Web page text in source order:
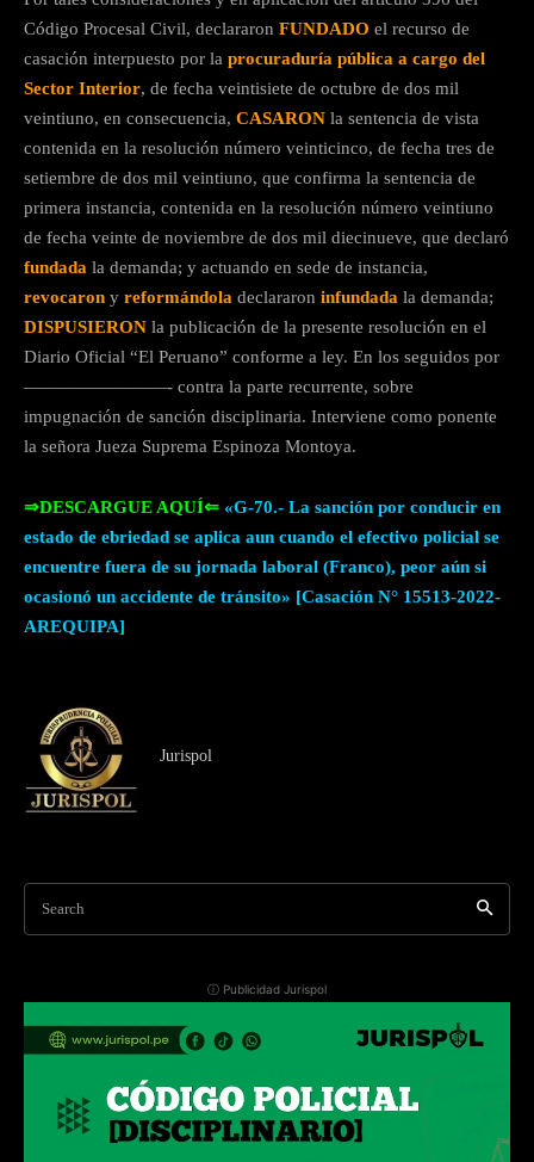
Código Procesal Civil, declararon FUNDADO el recurso de
casación interpuesto por la procuraduría pública a cargo del
Sector Interior, de fecha veintisiete de octubre de dos mil
veintiuno, en consecuencia, CASARON la sentencia de vista
contenida en la resolución número veinticinco, de fecha tres de
setiembre de dos mil veintiuno, que confirma la sentencia de
primera instancia, contenida en la resolución número veintiuno
de fecha veinte de noviembre de dos mil diecinueve, que declaró
fundada la demanda; y actuando en sede de instancia,
revocaron y reformándola declararon infundada la demanda;
DISPUSIERON la publicación de la presente resolución en el
Diario Oficial “El Peruano” conforme a ley. En los seguidos por
————————- contra la parte recurrente, sobre
impugnación de sanción disciplinaria. Interviene como ponente
la señora Jueza Suprema Espinoza Montoya.
⇒DESCARGUE AQUÍ⇐ «G-70.- La sanción por conducir en
estado de ebriedad se aplica aun cuando el efectivo policial se
encuentre fuera de su jornada laboral (Franco), peor aún si
ocasionó un accidente de tránsito» [Casación N° 15513-2022-
AREQUIPA]
Jurispol
Search
ⓘ Publicidad Jurispol